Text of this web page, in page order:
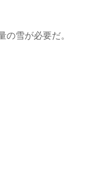
雪が必要だ。